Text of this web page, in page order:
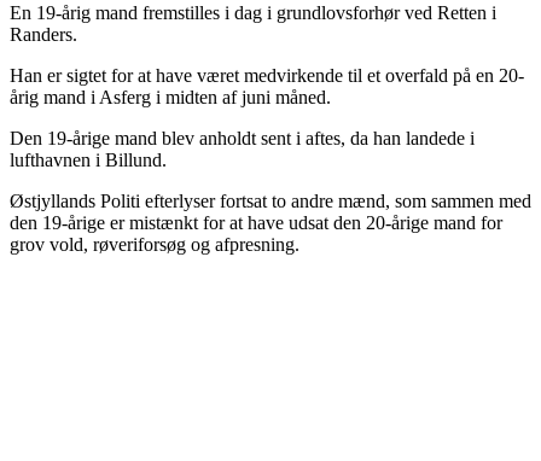
En 19-årig mand fremstilles i dag i grundlovsforhør ved Retten i
Randers.
Han er sigtet for at have været medvirkende til et overfald på en 20-
årig mand i Asferg i midten af juni måned.
Den 19-årige mand blev anholdt sent i aftes, da han landede i
lufthavnen i Billund.
Østjyllands Politi efterlyser fortsat to andre mænd, som sammen med
den 19-årige er mistænkt for at have udsat den 20-årige mand for
grov vold, røveriforsøg og afpresning.